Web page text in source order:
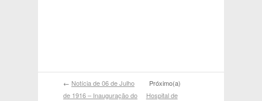
← Notícia de 06 de Julho
de 1916 – Inauguração do
Próximo(a)
Hospital de